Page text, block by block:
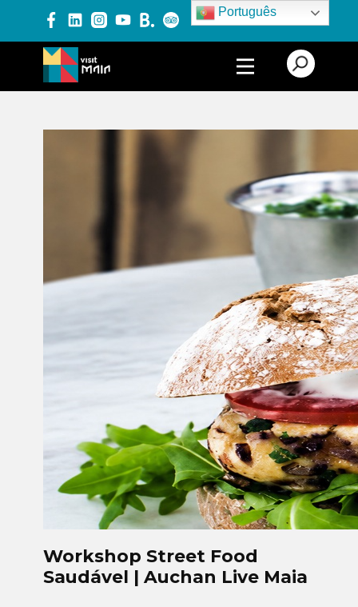
Português
PRODUTOS E SERVIÇOS
BLOG
Workshop Street Food
Saudável | Auchan Live Maia